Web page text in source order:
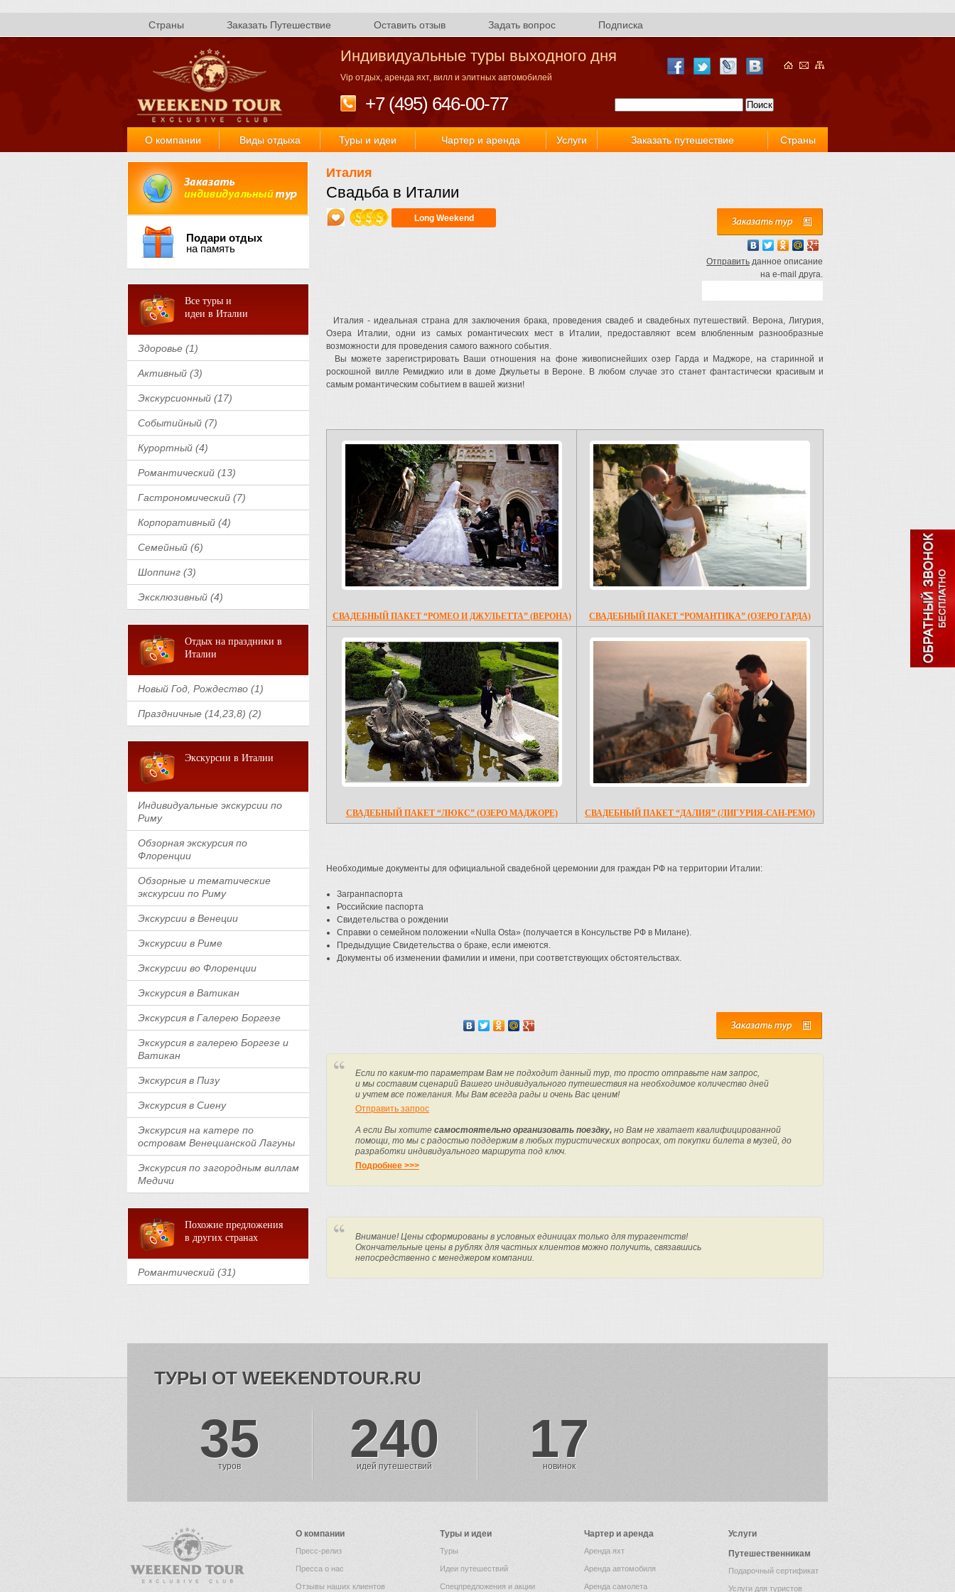
Страны Заказать Путешествие Оставить отзыв Задать вопрос Подписка
Индивидуальные туры выходного дня
Vip отдых, аренда яхт, вилл и элитных автомобилей
+7 (495) 646-00-77
О компании Виды отдыха Туры и идеи Чартер и аренда Услуги Заказать путешествие Страны
Подари отдых
на память
Все туры и
идеи в Италии
Здоровье (1)
Активный (3)
Экскурсионный (17)
Событийный (7)
Курортный (4)
Романтический (13)
Гастрономический (7)
Корпоративный (4)
Семейный (6)
Шоппинг (3)
Эксклюзивный (4)
Отдых на праздники в
Италии
Новый Год, Рождество (1)
Праздничные (14,23,8) (2)
Экскурсии в Италии
Индивидуальные экскурсии по
Риму
Обзорная экскурсия по
Флоренции
Обзорные и тематические
экскурсии по Риму
Экскурсии в Венеции
Экскурсии в Риме
Экскурсии во Флоренции
Экскурсия в Ватикан
Экскурсия в Галерею Боргезе
Экскурсия в галерею Боргезе и
Ватикан
Экскурсия в Пизу
Экскурсия в Сиену
Экскурсия на катере по
островам Венецианской Лагуны
Экскурсия по загородным виллам
Медичи
Похожие предложения
в других странах
Романтический (31)
Италия
Свадьба в Италии
Long Weekend
Отправить данное описание
на e-mail друга.
Италия - идеальная страна для заключения брака, проведения свадеб и свадебных путешествий. Верона, Лигурия,
Озера Италии, одни из самых романтических мест в Италии, предоставляют всем влюбленным разнообразные
возможности для проведения самого важного события.
Вы можете зарегистрировать Ваши отношения на фоне живописнейших озер Гарда и Маджоре, на старинной и
роскошной вилле Ремиджио или в доме Джульеты в Вероне. В любом случае это станет фантастически красивым и
самым романтическим событием в вашей жизни!
СВАДЕБНЫЙ ПАКЕТ “РОМЕО И ДЖУЛЬЕТТА” (ВЕРОНА) СВАДЕБНЫЙ ПАКЕТ “РОМАНТИКА” (ОЗЕРО ГАРДА)
СВАДЕБНЫЙ ПАКЕТ “ЛЮКС” (ОЗЕРО МАДЖОРЕ) СВАДЕБНЫЙ ПАКЕТ “ДАЛИЯ” (ЛИГУРИЯ-САН-РЕМО)
Необходимые документы для официальной свадебной церемонии для граждан РФ на территории Италии:
Загранпаспорта
Российские паспорта
Свидетельства о рождении
Справки о семейном положении «Nulla Osta» (получается в Консульстве РФ в Милане).
Предыдущие Свидетельства о браке, если имеются.
Документы об изменении фамилии и имени, при соответствующих обстоятельствах.
Если по каким-то параметрам Вам не подходит данный тур, то просто отправьте нам запрос,
и мы составим сценарий Вашего индивидуального путешествия на необходимое количество дней
и учтем все пожелания. Мы Вам всегда рады и очень Вас ценим!
Отправить запрос
А если Вы хотите самостоятельно организовать поездку, но Вам не хватает квалифицированной
помощи, то мы с радостью поддержим в любых туристических вопросах, от покупки билета в музей, до
разработки индивидуального маршрута под ключ.
Подробнее >>>
Внимание! Цены сформированы в условных единицах только для турагентств!
Окончательные цены в рублях для частных клиентов можно получить, связавшись
непосредственно с менеджером компании.
ТУРЫ ОТ WEEKENDTOUR.RU
35
туров 240
идей путешествий 17
новинок
О компании
Пресс-релиз
Пресса о нас
Отзывы наших клиентов
Туры и идеи
Туры
Идеи путешествий
Спецпредложения и акции
Чартер и аренда
Аренда яхт
Аренда автомобиля
Аренда самолета
Услуги
Путешественникам
Подарочный сертификат
Услуги для туристов